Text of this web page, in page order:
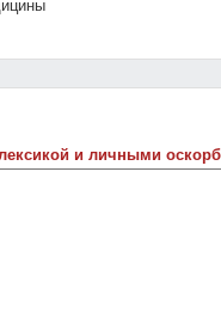
и личными